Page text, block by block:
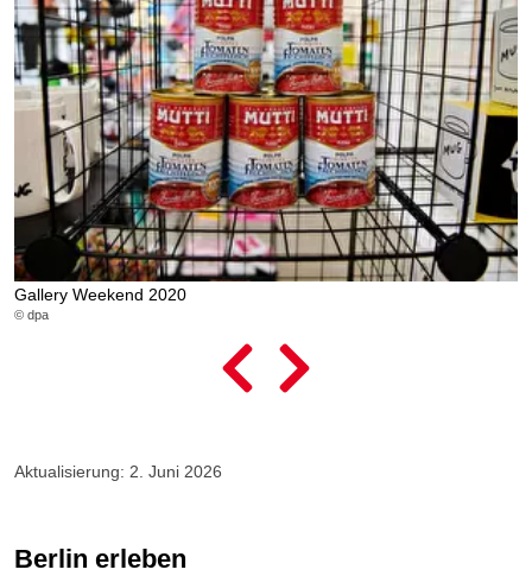
Gallery Weekend 2020
© dpa
Aktualisierung: 2. Juni 2026
Berlin erleben